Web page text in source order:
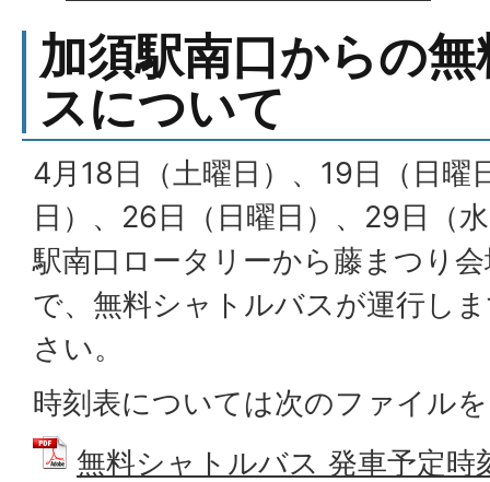
加須駅南口からの
スについて
4月18日（土曜日）、19日（日曜
日）、26日（日曜日）、29日（
駅南口ロータリーから藤まつり
で、無料シャトルバスが運行し
さい。
時刻表については次のファイル
無料シャトルバス 発車予定時